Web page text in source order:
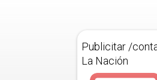
Publicitar /
La Nación